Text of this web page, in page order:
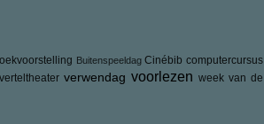
Buitenspeeldag Cinébib computercursus
verteltheater verwendag voorlezen week van de